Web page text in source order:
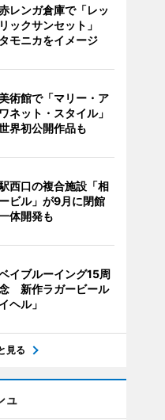
レンガ倉庫で「レッ
ックサンセット」
モニカをイメージ
術館で「マリー・ア
ネット・スタイル」
界初公開作品も
西口の複合施設「相
ビル」が9月に閉館
体開発も
イブルーイング15周
新作ラガービール
ヘル」
見る
ュ